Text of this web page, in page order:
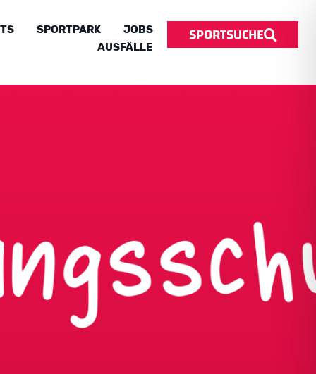
SPORTPARK
JOBS
AUSFÄLLE
SPORTSUCHE